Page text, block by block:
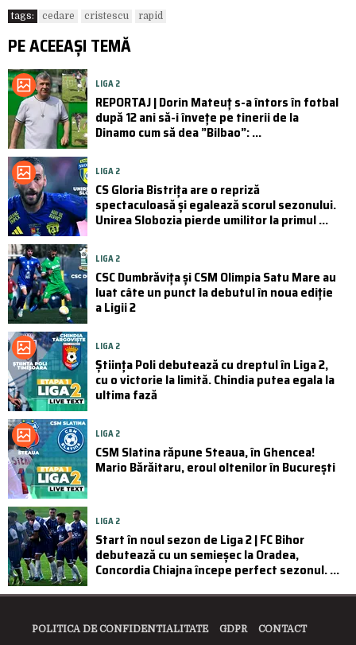
tags: cedare cristescu rapid
PE ACEEAȘI TEMĂ
LIGA 2
REPORTAJ | Dorin Mateuț s-a întors în fotbal
după 12 ani să-i învețe pe tinerii de la
Dinamo cum să dea ”Bilbao”: ...
LIGA 2
CS Gloria Bistrița are o repriză
spectaculoasă și egalează scorul sezonului.
Unirea Slobozia pierde umilitor la primul ...
LIGA 2
CSC Dumbrăvița și CSM Olimpia Satu Mare au
luat câte un punct la debutul în noua ediție
a Ligii 2
LIGA 2
Știința Poli debutează cu dreptul în Liga 2,
cu o victorie la limită. Chindia putea egala la
ultima fază
LIGA 2
CSM Slatina răpune Steaua, în Ghencea!
Mario Bărăitaru, eroul oltenilor în București
LIGA 2
Start în noul sezon de Liga 2 | FC Bihor
debutează cu un semieșec la Oradea,
Concordia Chiajna începe perfect sezonul. ...
POLITICA DE CONFIDENTIALITATE GDPR CONTACT